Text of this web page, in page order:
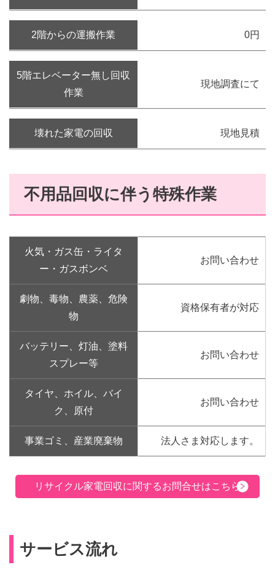
2階からの運搬作業 0円
5階エレベーター無し回収
作業
現地調査にて
壊れた家電の回収 現地見積
不用品回収に伴う特殊作業
火気・ガス缶・ライタ
ー・ガスボンベ
お問い合わせ
劇物、毒物、農薬、危険
物
資格保有者が対応
バッテリー、灯油、塗料
スプレー等
お問い合わせ
タイヤ、ホイル、バイ
ク、原付
お問い合わせ
事業ゴミ、産業廃棄物 法人さま対応します。
リサイクル家電回収に関するお問合せはこちら
サービス流れ